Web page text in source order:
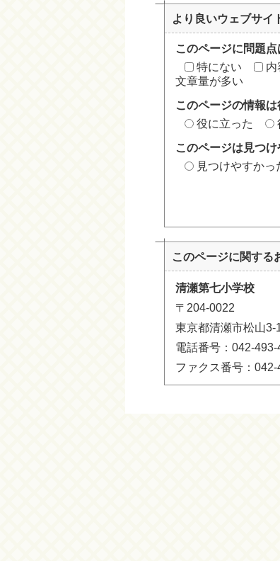
より良いウェブサイ
このページに問題点
特にない
内
文章量が多い
このページの情報
役に立った
このページは見つ
見つけやすかっ
このページに関する
清瀬第七小学校
〒204-0022
東京都清瀬市松山3-
電話番号：042-493-
ファクス番号：042-